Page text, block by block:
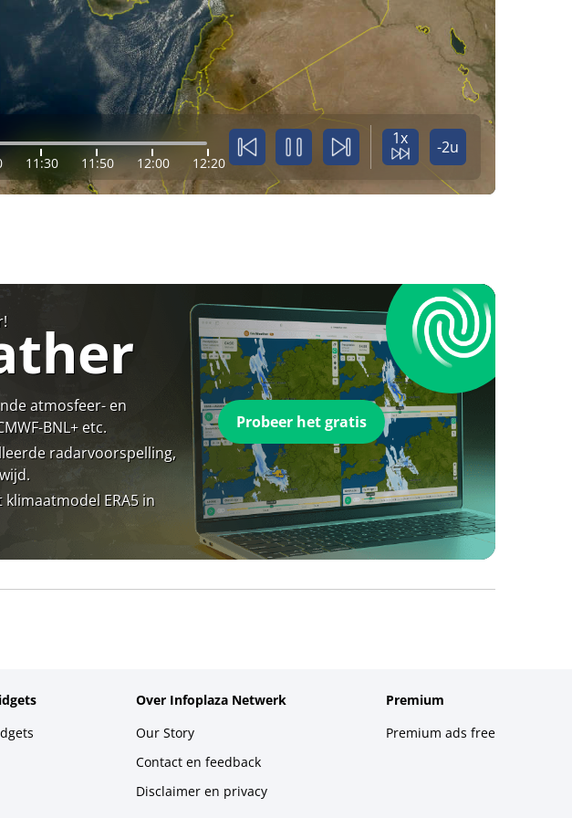
11:30 11:50 12:00 12:20
1x -2u
atmosfeer- en
BNL+ etc.
radarvoorspelling,
ERA5 in
Probeer het gratis
Over Infoplaza Netwerk
Our Story
Contact en feedback
Disclaimer en privacy
Premium
Premium ads free